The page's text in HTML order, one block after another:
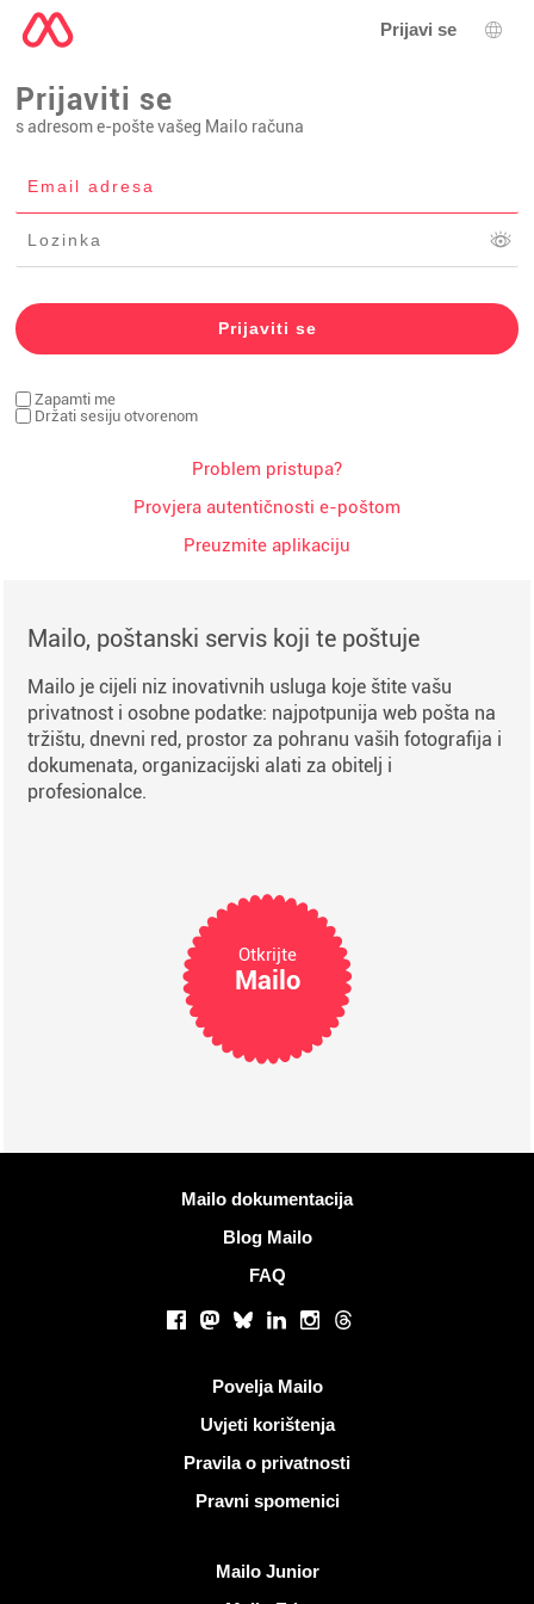
Prijavi se
Prijaviti se
s adresom e-pošte vašeg Mailo računa
Zapamti me
Držati sesiju otvorenom
Problem pristupa?
Provjera autentičnosti e-poštom
Preuzmite aplikaciju
Mailo, poštanski servis koji te poštuje
Mailo je cijeli niz inovativnih usluga koje štite vašu
privatnost i osobne podatke: najpotpunija web pošta na
tržištu, dnevni red, prostor za pohranu vaših fotografija i
dokumenata, organizacijski alati za obitelj i
profesionalce.
Otkrijte
Mailo
Mailo dokumentacija
Blog Mailo
FAQ
Društvene mreže
Facebook
Mastodon
BlueskyLinkedInInstagram
Threads
Povelja Mailo
Uvjeti korištenja
Pravila o privatnosti
Pravni spomenici
Mailo Junior